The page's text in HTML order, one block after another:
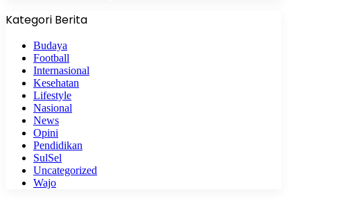
Kategori Berita
Budaya
Football
Internasional
Kesehatan
Lifestyle
Nasional
News
Opini
Pendidikan
SulSel
Uncategorized
Wajo